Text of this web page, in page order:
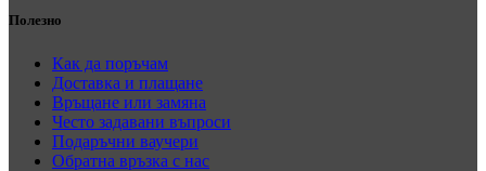
Полезно
Как да поръчам
Доставка и плащане
Връщане или замяна
Често задавани въпроси
Подаръчни ваучери
Обратна връзка с нас